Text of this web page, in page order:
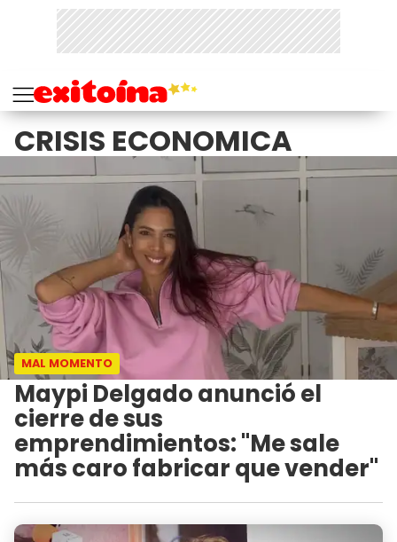
CRISIS ECONOMICA
MAL MOMENTO
Maypi Delgado anunció el
cierre de sus
emprendimientos: "Me sale
más caro fabricar que vender"